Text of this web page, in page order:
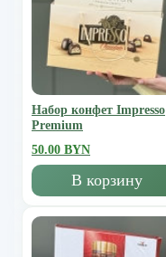
Набор конфет Impresso
Premium
50.00 BYN
В корзину